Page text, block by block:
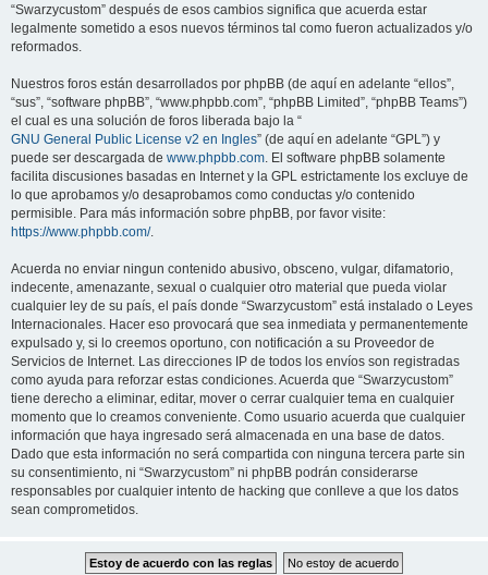
“Swarzycustom” después de esos cambios significa que acuerda estar
legalmente sometido a esos nuevos términos tal como fueron actualizados y/o
reformados.
Nuestros foros están desarrollados por phpBB (de aquí en adelante “ellos”,
“sus”, “software phpBB”, “www.phpbb.com”, “phpBB Limited”, “phpBB Teams”)
el cual es una solución de foros liberada bajo la “
GNU General Public License v2 en Ingles” (de aquí en adelante “GPL”) y
puede ser descargada de www.phpbb.com. El software phpBB solamente
facilita discusiones basadas en Internet y la GPL estrictamente los excluye de
lo que aprobamos y/o desaprobamos como conductas y/o contenido
permisible. Para más información sobre phpBB, por favor visite:
https://www.phpbb.com/.
Acuerda no enviar ningun contenido abusivo, obsceno, vulgar, difamatorio,
indecente, amenazante, sexual o cualquier otro material que pueda violar
cualquier ley de su país, el país donde “Swarzycustom” está instalado o Leyes
Internacionales. Hacer eso provocará que sea inmediata y permanentemente
expulsado y, si lo creemos oportuno, con notificación a su Proveedor de
Servicios de Internet. Las direcciones IP de todos los envíos son registradas
como ayuda para reforzar estas condiciones. Acuerda que “Swarzycustom”
tiene derecho a eliminar, editar, mover o cerrar cualquier tema en cualquier
momento que lo creamos conveniente. Como usuario acuerda que cualquier
información que haya ingresado será almacenada en una base de datos.
Dado que esta información no será compartida con ninguna tercera parte sin
su consentimiento, ni “Swarzycustom” ni phpBB podrán considerarse
responsables por cualquier intento de hacking que conlleve a que los datos
sean comprometidos.